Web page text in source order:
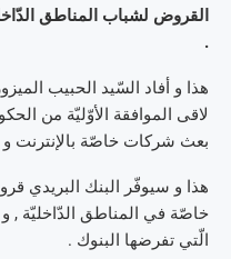
القروض لشباب المناطق
.
هذا و أفاد السّيد الحبيب
لاقى الموافقة الأوّليّة من
بعث شركات خاصّة بالإنترنت و
هذا و سيوفّر البنك البريدي
خاصّة في المناطق الدّاخليّة
الّتي تفرضها البنوك .